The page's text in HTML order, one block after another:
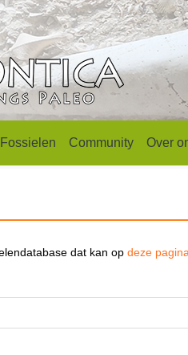
Fossielen Community Over
dat kan op deze pagina